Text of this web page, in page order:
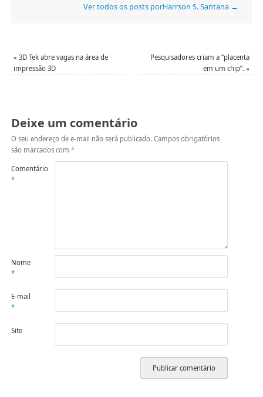
Ver todos os posts porHarrson S. Santana →
« 3D Tek abre vagas na área de
impressão 3D
Pesquisadores criam a “placenta
em um chip”.»
Deixe um comentário
O seu endereço de e-mail não será publicado. Campos obrigatórios
são marcados com *
Comentário
*
Nome
*
E-mail
*
Site